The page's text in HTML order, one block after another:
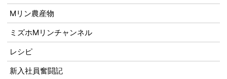
Mリン農産物
ミズホMリンチャンネル
レシピ
新入社員奮闘記